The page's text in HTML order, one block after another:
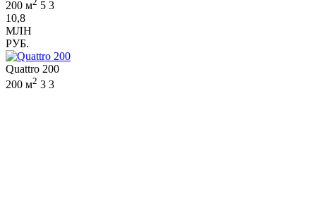
200 м
5 3
10,8
МЛН
РУБ.
Quattro 200
200 м2 3 3